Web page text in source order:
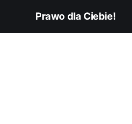
Prawo dla Ciebie!